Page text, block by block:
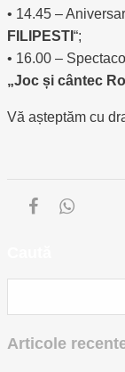
• 14.45 –
FILIPESTI “;
• 16.00 –
„Joc și cântec
Vă așteptăm cu
Articole